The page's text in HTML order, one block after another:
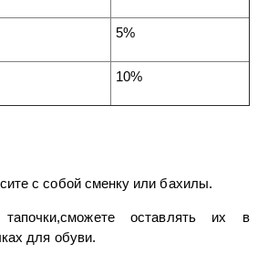
5%
10%
с собой сменку или бахилы.
оставлять их в
для обуви.